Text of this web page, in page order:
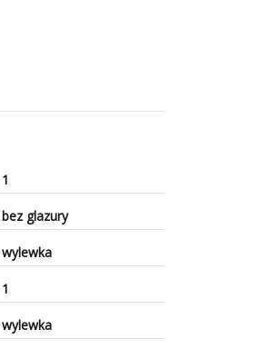
1
bez glazury
wylewka
1
wylewka